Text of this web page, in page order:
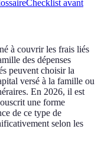
Checklist avant
à couvrir les frais liés
des dépenses
peuvent choisir la
versé à la famille ou
En 2026, il est
une forme
de ce type de
selon les